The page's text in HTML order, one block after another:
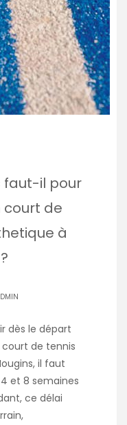
faut-il pour
court de
à
dès le départ
de tennis
il faut
et 8 semaines
ce délai